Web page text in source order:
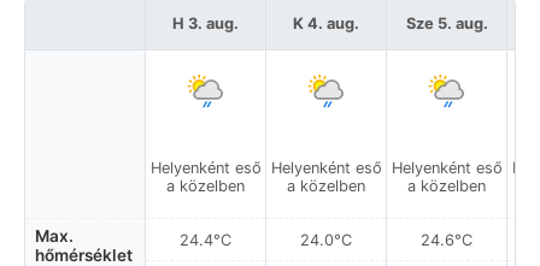
Max.
hőmérséklet
H 3. aug.
Helyenként eső
a közelben
24.4°C
K 4. aug.
Helyenként eső
a közelben
24.0°C
Sze 5. aug.
Helyenként eső
a közelben
24.6°C